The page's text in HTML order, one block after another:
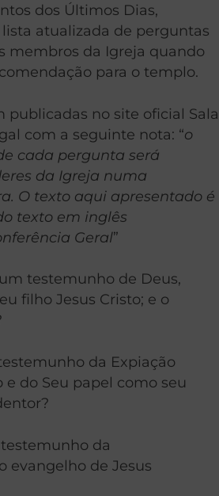
dos Últimos Dias,
atualizada de perguntas
membros da Igreja quando
para o templo.
publicadas no site oficial Sala
com a seguinte nota: “o
cada pergunta será
da Igreja numa
O texto aqui apresentado é
texto em inglês
Geral”
testemunho de Deus,
filho Jesus Cristo; e o
da Expiação
e do Seu papel como seu
da
evangelho de Jesus